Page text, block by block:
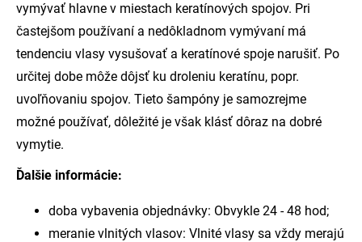
vymývať hlavne v miestach keratínových spojov. Pri
častejšom používaní a nedôkladnom vymývaní má
tendenciu vlasy vysušovať a keratínové spoje narušiť. Po
určitej dobe môže dôjsť ku droleniu keratínu, popr.
uvoľňovaniu spojov. Tieto šampóny je samozrejme
možné používať, dôležité je však klásť dôraz na dobré
vymytie.
Ďalšie informácie:
doba vybavenia objednávky: Obvykle 24 - 48 hod;
meranie vlnitých vlasov: Vlnité vlasy sa vždy merajú